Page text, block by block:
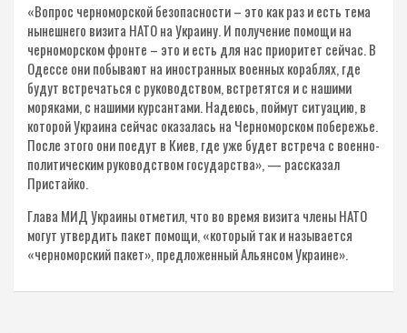
«Вопрос черноморской безопасности – это как раз и есть тема
нынешнего визита НАТО на Украину. И получение помощи на
черноморском фронте – это и есть для нас приоритет сейчас. В
Одессе они побывают на иностранных военных кораблях, где
будут встречаться с руководством, встретятся и с нашими
моряками, с нашими курсантами. Надеюсь, поймут ситуацию, в
которой Украина сейчас оказалась на Черноморском побережье.
После этого они поедут в Киев, где уже будет встреча с военно-
политическим руководством государства», — рассказал
Пристайко.
Глава МИД Украины отметил, что во время визита члены НАТО
могут утвердить пакет помощи, «который так и называется
«черноморский пакет», предложенный Альянсом Украине».